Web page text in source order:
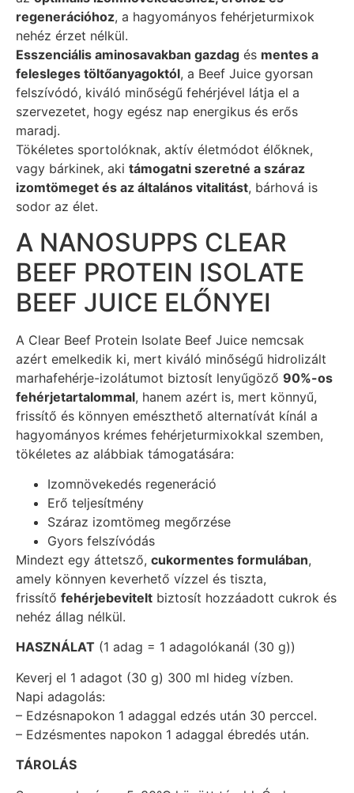
regenerációhoz, a hagyományos fehérjeturmixok
nehéz érzet nélkül.
Esszenciális aminosavakban gazdag és mentes a
felesleges töltőanyagoktól, a Beef Juice gyorsan
felszívódó, kiváló minőségű fehérjével látja el a
szervezetet, hogy egész nap energikus és erős
maradj.
Tökéletes sportolóknak, aktív életmódot élőknek,
vagy bárkinek, aki támogatni szeretné a száraz
izomtömeget és az általános vitalitást, bárhová is
sodor az élet.
A NANOSUPPS CLEAR
BEEF PROTEIN ISOLATE
BEEF JUICE ELŐNYEI
A Clear Beef Protein Isolate Beef Juice nemcsak
azért emelkedik ki, mert kiváló minőségű hidrolizált
marhafehérje-izolátumot biztosít lenyűgöző 90%-os
fehérjetartalommal, hanem azért is, mert könnyű,
frissítő és könnyen emészthető alternatívát kínál a
hagyományos krémes fehérjeturmixokkal szemben,
tökéletes az alábbiak támogatására:
Izomnövekedés regeneráció
Erő teljesítmény
Száraz izomtömeg megőrzése
Gyors felszívódás
Mindezt egy áttetsző, cukormentes formulában,
amely könnyen keverhető vízzel és tiszta,
frissítő fehérjebevitelt biztosít hozzáadott cukrok és
nehéz állag nélkül.
HASZNÁLAT (1 adag = 1 adagolókanál (30 g))
Keverj el 1 adagot (30 g) 300 ml hideg vízben.
Napi adagolás:
– Edzésnapokon 1 adaggal edzés után 30 perccel.
– Edzésmentes napokon 1 adaggal ébredés után.
TÁROLÁS